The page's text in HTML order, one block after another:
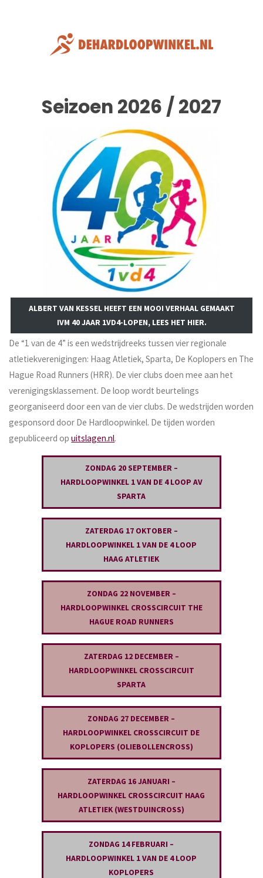
Seizoen 2026 / 2027
ALBERT VAN KESSEL HEEFT EEN MOOI VERHAAL GEMAAKT
IVM 40 JAAR 1VD4-LOPEN, LEES HET HIER.
De “1 van de 4” is een wedstrijdreeks tussen vier regionale
atletiekverenigingen: Haag Atletiek, Sparta, De Koplopers en The
Hague Road Runners (HRR). De vier clubs doen mee aan het
verenigingsklassement. De loop wordt beurtelings
georganiseerd door een van de vier clubs. De wedstrijden worden
gesponsord door De Hardloopwinkel. De tijden worden
gepubliceerd opuitslagen.nl.
ZONDAG 20SEPTEMBER –
HARDLOOPWINKEL 1 VAN DE 4 LOOP AV
SPARTA
ZATERDAG 17OKTOBER –
HARDLOOPWINKEL 1 VAN DE 4 LOOP
HAAG ATLETIEK
ZONDAG 22 NOVEMBER –
HARDLOOPWINKEL CROSSCIRCUIT THE
HAGUE ROAD RUNNERS
ZATERDAG 12DECEMBER –
HARDLOOPWINKEL CROSSCIRCUIT
SPARTA
ZONDAG 27 DECEMBER –
HARDLOOPWINKEL CROSSCIRCUIT DE
KOPLOPERS (OLIEBOLLENCROSS)
ZATERDAG 16 JANUARI –
HARDLOOPWINKEL CROSSCIRCUIT HAAG
ATLETIEK (WESTDUINCROSS)
ZONDAG 14 FEBRUARI –
HARDLOOPWINKEL 1 VAN DE 4 LOOP
KOPLOPERS